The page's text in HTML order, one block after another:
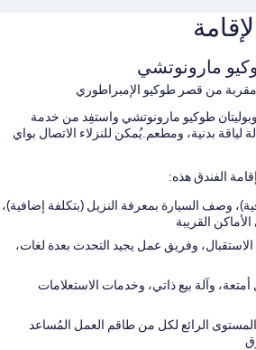
مارونوتشي
من قصر طوكيو الإمبراطوري
طوكيو مارونوتشي واستفِد من خدمة
بدنية، ومطعم.يُمكن للنزلاء الاتصال بواي
الفندق هذه:
وصف السيارة بمعرفة النزيل (بتكلفة إضافية)،
القريبة
وفريق عمل يجيد التحدث بعدة لغات،
وآلة بيع ذاتي، وخدمات الاستعلامات
المستوى الرائع لكل من طاقم العمل المُساعد